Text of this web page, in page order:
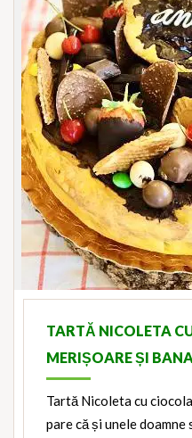
TARTĂ NICOLETA
MERIȘOARE ȘI
Tartă Nicoleta cu
pare că și unele